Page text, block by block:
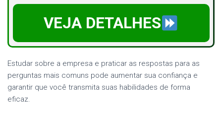
VEJA DETALHES
Estudar sobre a empresa e praticar as respostas para as
perguntas mais comuns pode aumentar sua confiança e
garantir que você transmita suas habilidades de forma
eficaz.